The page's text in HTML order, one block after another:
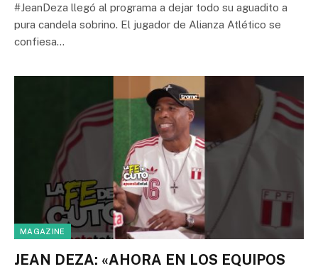
#JeanDeza llegó al programa a dejar todo su aguadito a
pura candela sobrino. El jugador de Alianza Atlético se
confiesa…
MAGAZINE
JEAN DEZA: «AHORA EN LOS EQUIPOS